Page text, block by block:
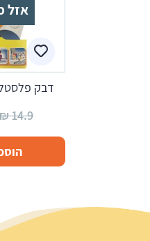
אזל
דבק
14.9
₪